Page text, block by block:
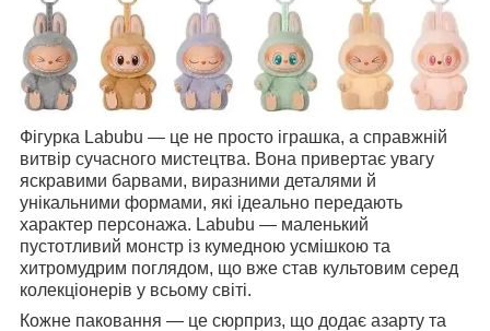
Фігурка Labubu — це не просто іграшка, а справжній
витвір сучасного мистецтва. Вона привертає увагу
яскравими барвами, виразними деталями й
унікальними формами, які ідеально передають
характер персонажа. Labubu — маленький
пустотливий монстр із кумедною усмішкою та
хитромудрим поглядом, що вже став культовим серед
колекціонерів у всьому світі.
Кожне паковання — це сюрприз, що додає азарту та